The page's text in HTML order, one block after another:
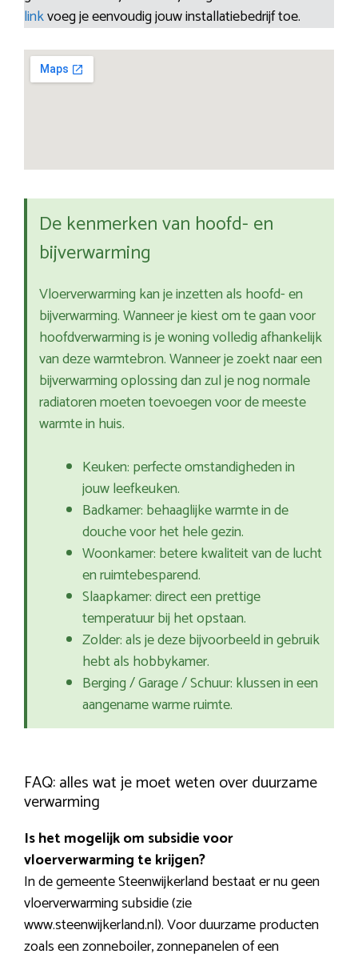
linkvoeg je eenvoudig jouw installatiebedrijf toe.
De kenmerken van hoofd- en
bijverwarming
Vloerverwarming kan je inzetten als hoofd- en
bijverwarming. Wanneer je kiest om te gaan voor
hoofdverwarming is je woning volledig afhankelijk
van deze warmtebron. Wanneer je zoekt naar een
bijverwarming oplossing dan zul je nog normale
radiatoren moeten toevoegen voor de meeste
warmte in huis.
Keuken: perfecte omstandigheden in
jouw leefkeuken.
Badkamer: behaaglijke warmte in de
douche voor het hele gezin.
Woonkamer: betere kwaliteit van de lucht
en ruimtebesparend.
Slaapkamer: direct een prettige
temperatuur bij het opstaan.
Zolder: als je deze bijvoorbeeld in gebruik
hebt als hobbykamer.
Berging / Garage / Schuur: klussen in een
aangename warme ruimte.
FAQ: alles wat je moet weten over duurzame
verwarming
Is het mogelijk om subsidie voor
vloerverwarming te krijgen?
In de gemeente Steenwijkerland bestaat er nu geen
vloerverwarming subsidie (zie
www.steenwijkerland.nl). Voor duurzame producten
zoals een zonneboiler, zonnepanelen of een